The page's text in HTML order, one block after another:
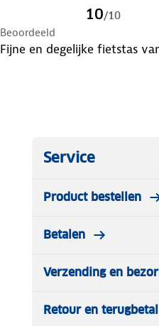
10/10
Beoordeeld
Fijne en degelijke fietstas
Service
Product bestellen
Betalen
Verzending en
Retour en